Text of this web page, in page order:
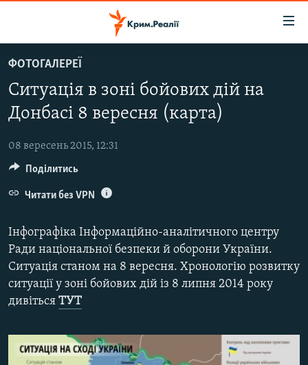
до
основного
матеріалу
Перейти
до
навігації
Перейти
пошуку
ВОДА.КРИМ
ВІДЕО ТА ФОТО
ПОЛІТИКА
БЛОГИ
ПОГЛЯД
ВСЕ ЗА ДЕНЬ
СПЕЦПРОЕКТИ
ДЕПОРТАЦІЯ
СВІДЧЕННЯ ОКУПАЦІЇ
ЯК ОБІЙТИ БЛОКУВАННЯ
Русский
Qırımtatar
ФОТОГАЛЕРЕЇ
Ситуація в зоні бойових дій на
Донбасі 8 вересня (карта)
08 вересень 2015, 12:31
Інфографіка Інформаційно-аналітичного центру
Ради національної безпеки й оборони України.
Ситуація станом на 8 вересня. Хронологію розвитку
ситуації у зоні бойових дій із 8 липня 2014 року
дивіться ТУТ
Поділитись
Читати без VPN